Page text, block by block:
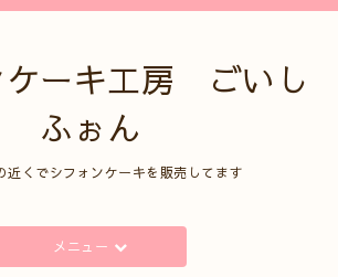
ケーキ工房 ごいし
ふぉん
近くでシフォンケーキを販売してます
メニュー